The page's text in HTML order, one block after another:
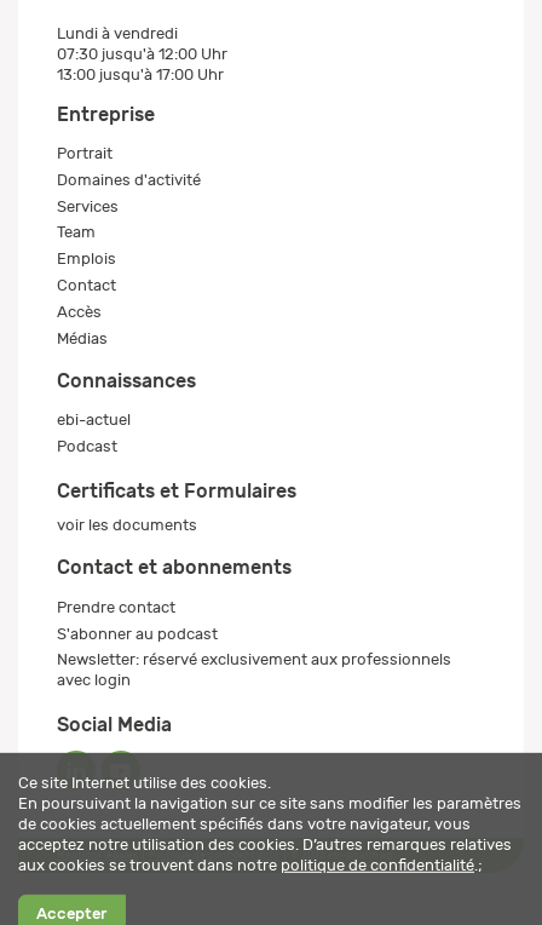
Lundi à vendredi
07:30 jusqu'à 12:00 Uhr
13:00 jusqu'à 17:00 Uhr
Entreprise
Portrait
Domaines d'activité
Services
Team
Emplois
Contact
Accès
Médias
Connaissances
ebi-actuel
Podcast
Certificats et Formulaires
voir les documents
Contact et abonnements
Prendre contact
S'abonner au podcast
Newsletter: réservé exclusivement aux professionnels
avec login
Social Media
Ce site Internet utilise des cookies.
En poursuivant la navigation sur ce site sans modifier les paramètres
de cookies actuellement spécifiés dans votre navigateur, vous
acceptez notre utilisation des cookies. D’autres remarques relatives
aux cookies se trouvent dans notre politique de confidentialité .;
Accepter